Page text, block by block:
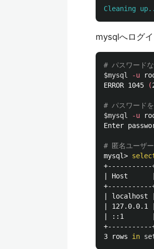
mysqlへログイ
# パスワード
$mysql
-u
ERROR 1045
(
# パスワード
$mysql
-u
Enter
# 匿名ユーザ
mysql>
| Host
|
|
| ::1
3 rows in